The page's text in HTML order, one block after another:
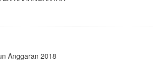
Anggaran 2018